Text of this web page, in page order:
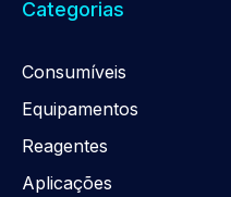
Categorias
Consumíveis
Equipamentos
Reagentes
Aplicações